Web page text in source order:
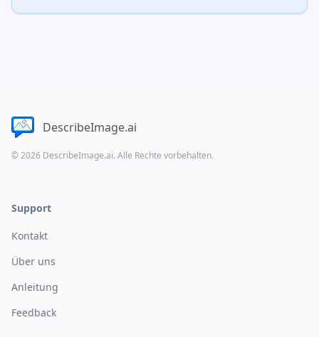
DescribeImage.ai
© 2026 DescribeImage.ai. Alle Rechte vorbehalten.
Support
Kontakt
Über uns
Anleitung
Feedback